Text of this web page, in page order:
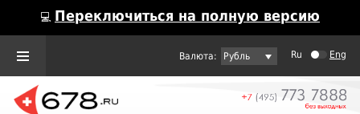
💻 Переключиться на полную версию
Рубль Ru Eng